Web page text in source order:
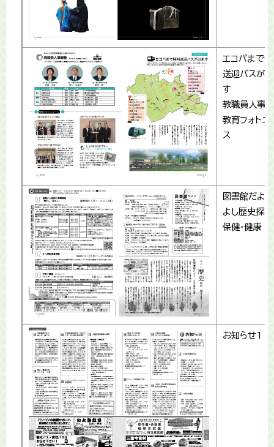
エコパまで
送迎バスが
す
教職員人事
教育フォトニ
ス
図書館だより
よし歴史探訪
保健・健康
お知らせ1